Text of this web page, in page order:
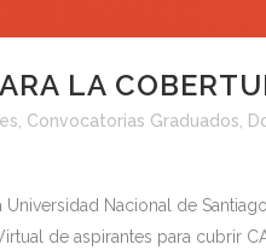
LA
, Convocatorias Graduados,
Nacional de
de aspirantes para cubrir